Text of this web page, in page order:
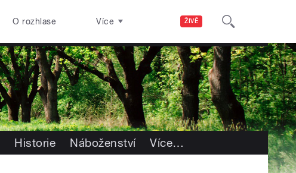
ŽIVĚ
O rozhlase Více
Historie Náboženství Více…